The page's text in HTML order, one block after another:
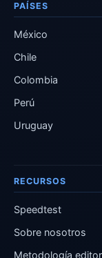
PAÍSES
México
Chile
Colombia
Perú
Uruguay
RECURSOS
Speedtest
Sobre nosotros
Metodología